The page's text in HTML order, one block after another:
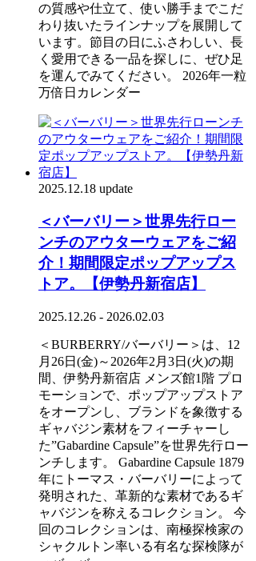
の質感や仕立て、使い勝手までこだ
わり抜いたラインナップを展開して
います。節目の日にふさわしい、長
く愛用できる一品を探しに、ぜひ足
を運んでみてください。 2026年一粒
万倍日カレンダー
2025.12.18 update
＜バーバリー＞世界先行ロー
ンチのアウターウェアをご紹
介！期間限定ポップアップス
トア。【伊勢丹新宿店】
2025.12.26 - 2026.02.03
＜BURBERRY/バーバリー＞は、12
月26日(金)～2026年2月3日(火)の期
間、伊勢丹新宿店 メンズ館1階 プロ
モーションで、ポップアップストア
をオープンし、ブランドを象徴する
ギャバジン素材をフィーチャーし
た”Gabardine Capsule”を世界先行ロー
ンチします。 Gabardine Capsule 1879
年にトーマス・バーバリーによって
発明された、革新的な素材であるギ
ャバジンを称えるコレクション。 今
回のコレクションは、南極探検家の
シャクルトン率いる有名な探検隊が